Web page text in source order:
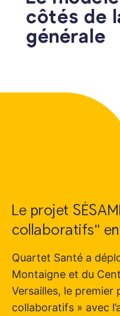
côtés de
générale
Le projet
collaboratifs"
Quartet Santé a
Montaigne et du
Versailles, le premier
collaboratifs » avec